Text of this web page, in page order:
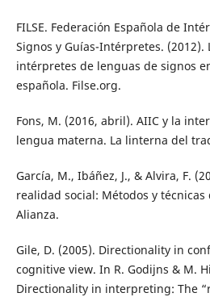
FILSE. Federación Española de
Signos y Guías-Intérpretes. (2012).
intérpretes de lenguas de signos
española. Filse.org.
Fons, M. (2016, abril). AIIC y la
lengua materna. La linterna del
García, M., Ibáñez, J., & Alvira, F.
realidad social: Métodos y
Alianza.
Gile, D. (2005). Directionality in
cognitive view. In R. Godijns & M.
Directionality in interpreting: The